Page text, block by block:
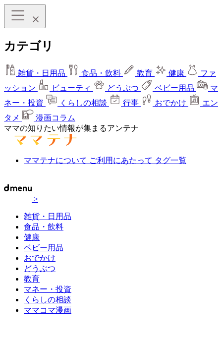
カテゴリ
雑貨・日用品 食品・飲料 教育 健康
ファ
ッション
ビューティ どうぶつ ベビー用品
マ
ネー・投資
くらしの相談 行事 おでかけ
エン
タメ
漫画コラム
ママの知りたい情報が集まるアンテナ
ママテナについて ご利用にあたって タグ一覧
>
雑貨・日用品
食品・飲料
健康
ベビー用品
おでかけ
どうぶつ
教育
マネー・投資
くらしの相談
ママコマ漫画